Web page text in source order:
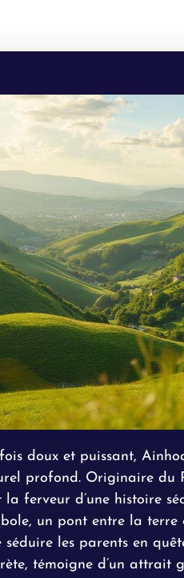
doux et puissant,
profond. Originaire du
la ferveur d’une histoire
un pont entre la terre
séduire les parents en
témoigne d’un attrait